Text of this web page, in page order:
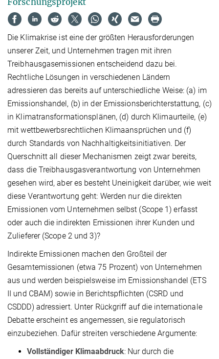
Die Klimakrise ist eine der größten Herausforderungen
unserer Zeit, und Unternehmen tragen mit ihren
Treibhausgasemissionen entscheidend dazu bei.
Rechtliche Lösungen in verschiedenen Ländern
adressieren das bereits auf unterschiedliche Weise: (a) im
Emissionshandel, (b) in der Emissionsberichterstattung, (c)
in Klimatransformationsplänen, (d) durch Klimaurteile, (e)
mit wettbewerbsrechtlichen Klimaansprüchen und (f)
durch Standards von Nachhaltigkeitsinitiativen. Der
Querschnitt all dieser Mechanismen zeigt zwar bereits,
dass die Treibhausgasverantwortung von Unternehmen
gesehen wird, aber es besteht Uneinigkeit darüber, wie weit
diese Verantwortung geht: Werden nur die direkten
Emissionen vom Unternehmen selbst (Scope 1) erfasst
oder auch die indirekten Emissionen ihrer Kunden und
Zulieferer (Scope 2 und 3)?
Indirekte Emissionen machen den Großteil der
Gesamtemissionen (etwa 75 Prozent) von Unternehmen
aus und werden beispielsweise im Emissionshandel (ETS
II und CBAM) sowie in Berichtspflichten (CSRD und
CSDDD) adressiert. Unter Rückgriff auf die internationale
Debatte erscheint es angemessen, sie regulatorisch
einzubeziehen. Dafür streiten verschiedene Argumente:
Vollständiger Klimaabdruck: Nur durch die